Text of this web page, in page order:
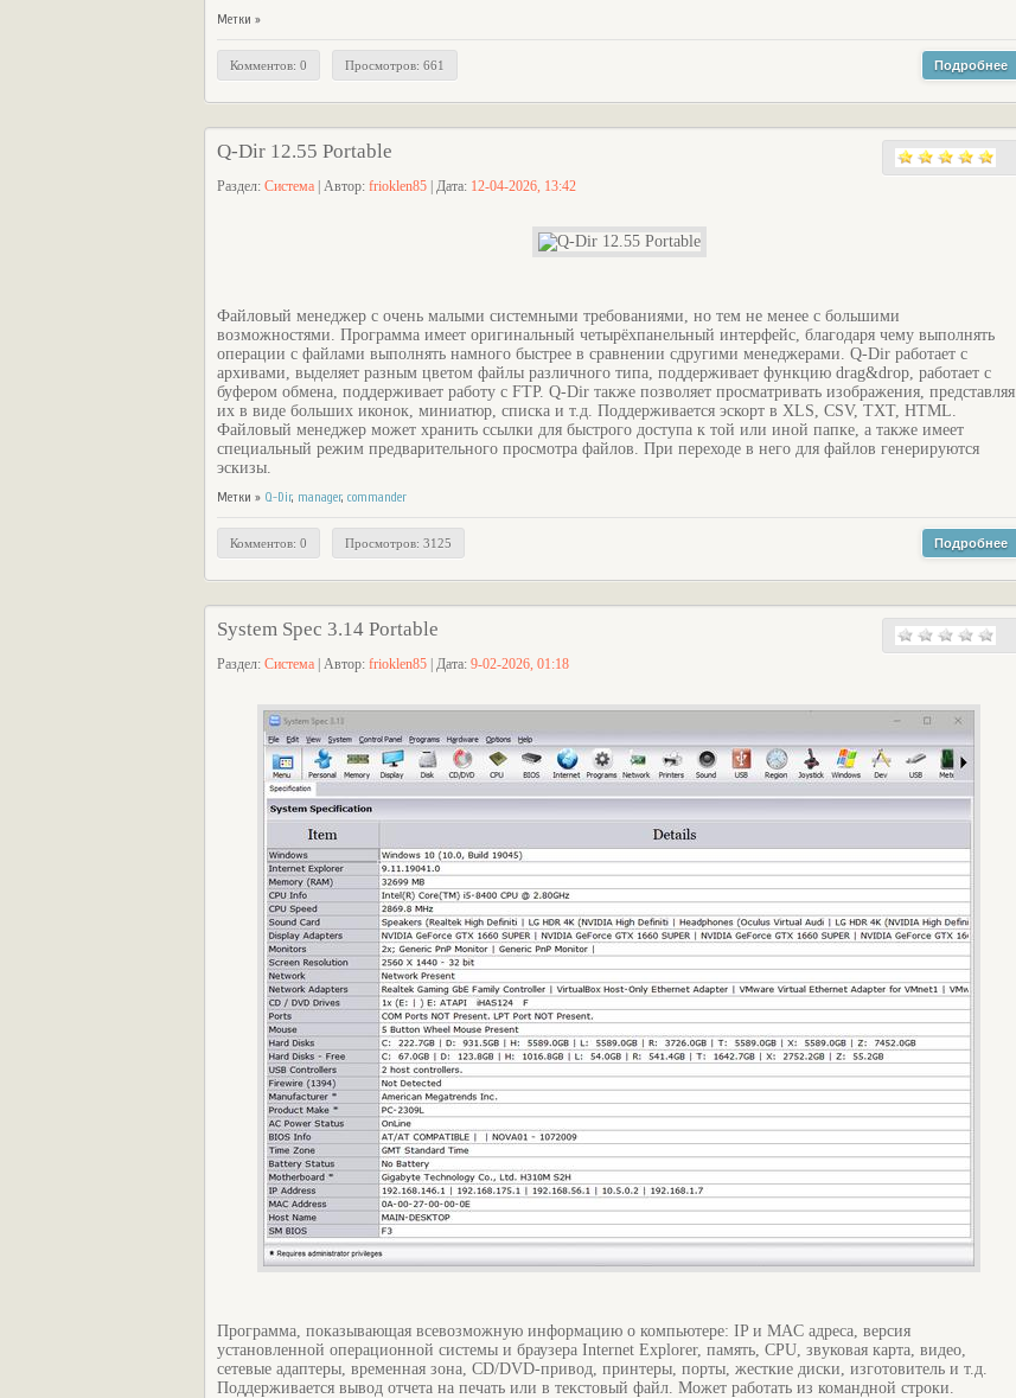
Метки »
Комментов: 0 Просмотров: 661 Подробнее
Q-Dir 12.55 Portable
Раздел: Система | Автор: frioklen85 | Дата: 12-04-2026, 13:42
Файловый менеджер с очень малыми системными требованиями, но тем не менее с большими
возможностями. Программа имеет оригинальный четырёхпанельный интерфейс, благодаря чему выполнять
операции с файлами выполнять намного быстрее в сравнении сдругими менеджерами. Q-Dir работает с
архивами, выделяет разным цветом файлы различного типа, поддерживает функцию drag&drop, работает с
буфером обмена, поддерживает работу с FTP. Q-Dir также позволяет просматривать изображения, представляя
их в виде больших иконок, миниатюр, списка и т.д. Поддерживается эскорт в XLS, CSV, TXT, HTML.
Файловый менеджер может хранить ссылки для быстрого доступа к той или иной папке, а также имеет
специальный режим предварительного просмотра файлов. При переходе в него для файлов генерируются
эскизы.
Метки » Q-Dir, manager, commander
Комментов: 0 Просмотров: 3125 Подробнее
System Spec 3.14 Portable
Раздел: Система | Автор: frioklen85 | Дата: 9-02-2026, 01:18
Программа, показывающая всевозможную информацию о компьютере: IP и MAC адреса, версия
установленной операционной системы и браузера Internet Explorer, память, CPU, звуковая карта, видео,
сетевые адаптеры, временная зона, CD/DVD-привод, принтеры, порты, жесткие диски, изготовитель и т.д.
Поддерживается вывод отчета на печать или в текстовый файл. Может работать из командной строки.